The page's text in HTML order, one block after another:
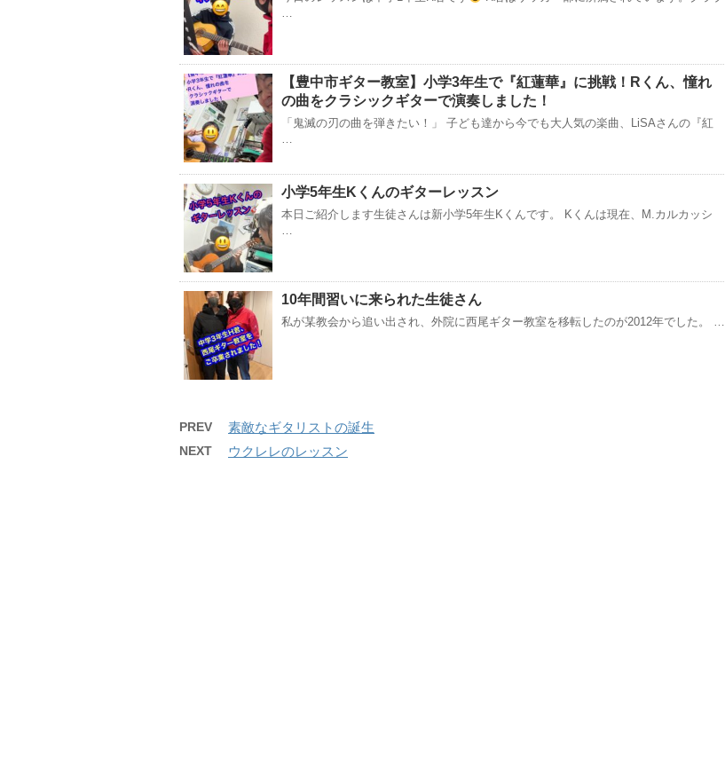
…
【豊中市ギター教室】小学3年生で『紅蓮華』に挑戦！Rくん、憧れ
の曲をクラシックギターで演奏しました！
「鬼滅の刃の曲を弾きたい！」 子ども達から今でも大人気の楽曲、LiSAさんの『紅
…
小学5年生Kくんのギターレッスン
本日ご紹介します生徒さんは新小学5年生Kくんです。 Kくんは現在、M.カルカッシ
…
10年間習いに来られた生徒さん
私が某教会から追い出され、外院に西尾ギター教室を移転したのが2012年でした。 …
PREV 素敵なギタリストの誕生
NEXT ウクレレのレッスン